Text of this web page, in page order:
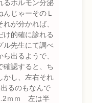
るホルモン分泌
じゃーそのＬ
が分かれば、
け的確に診れる
ル先生にて調べ
出るようで、
確認すると、ち
かし、左右それ
るのもなんで
ｍｍ 左は半